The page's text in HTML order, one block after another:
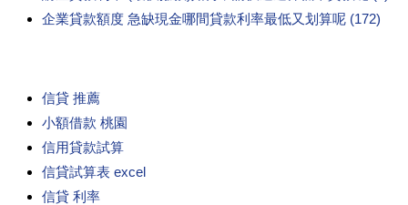
企業貸款額度 急缺現金哪間貸款利率最低又划算呢 (172)
信貸 推薦
小額借款 桃園
信用貸款試算
信貸試算表 excel
信貸 利率